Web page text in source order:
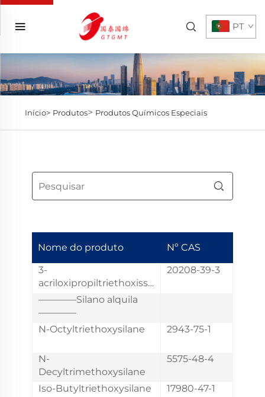
PT
Início> Produtos> Produtos Químicos Especiais
Nome do produto
Nº CAS
3-
acriloxipropiltriethoxissil
20208-39-3
————Silano alquila
————
N-Octyltriethoxysilane
2943-75-1
N-
Decyltrimethoxysilane
5575-48-4
Iso-Butyltriethoxysilane 17980-47-1